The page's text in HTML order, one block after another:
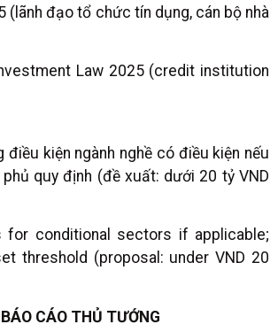
đạo tổ chức tín dụng, cán bộ nhà
Law 2025 (credit institution
kiện ngành nghề có điều kiện nếu
quy định (đề xuất: dưới 20 tỷ VND
conditional sectors if applicable;
threshold (proposal: under VND 20
CÁO THỦ TƯỚNG